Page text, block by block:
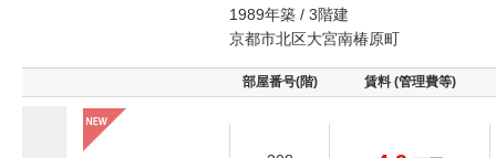
1989年築 / 3階建
京都市北区大宮南椿原町
部屋番号(階) 賃料 (管理費等)